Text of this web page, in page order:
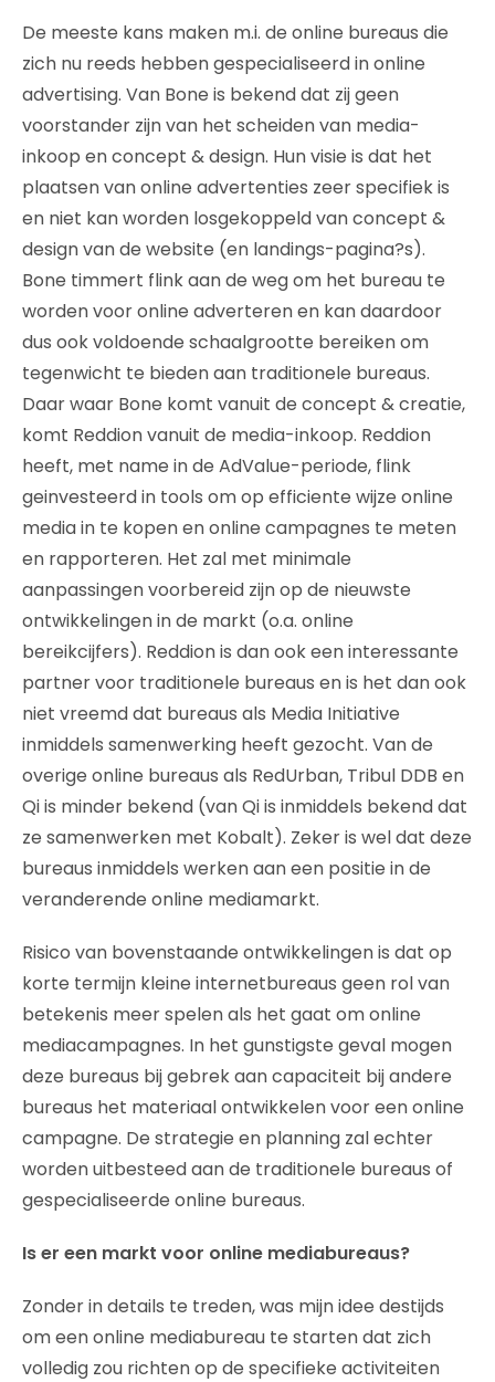
De meeste kans maken m.i. de online bureaus die
zich nu reeds hebben gespecialiseerd in online
advertising. Van Bone is bekend dat zij geen
voorstander zijn van het scheiden van media-
inkoop en concept & design. Hun visie is dat het
plaatsen van online advertenties zeer specifiek is
en niet kan worden losgekoppeld van concept &
design van de website (en landings-pagina?s).
Bone timmert flink aan de weg om het bureau te
worden voor online adverteren en kan daardoor
dus ook voldoende schaalgrootte bereiken om
tegenwicht te bieden aan traditionele bureaus.
Daar waar Bone komt vanuit de concept & creatie,
komt Reddion vanuit de media-inkoop. Reddion
heeft, met name in de AdValue-periode, flink
geinvesteerd in tools om op efficiente wijze online
media in te kopen en online campagnes te meten
en rapporteren. Het zal met minimale
aanpassingen voorbereid zijn op de nieuwste
ontwikkelingen in de markt (o.a. online
bereikcijfers). Reddion is dan ook een interessante
partner voor traditionele bureaus en is het dan ook
niet vreemd dat bureaus als Media Initiative
inmiddels samenwerking heeft gezocht. Van de
overige online bureaus als RedUrban, Tribul DDB en
Qi is minder bekend (van Qi is inmiddels bekend dat
ze samenwerken met Kobalt). Zeker is wel dat deze
bureaus inmiddels werken aan een positie in de
veranderende online mediamarkt.
Risico van bovenstaande ontwikkelingen is dat op
korte termijn kleine internetbureaus geen rol van
betekenis meer spelen als het gaat om online
mediacampagnes. In het gunstigste geval mogen
deze bureaus bij gebrek aan capaciteit bij andere
bureaus het materiaal ontwikkelen voor een online
campagne. De strategie en planning zal echter
worden uitbesteed aan de traditionele bureaus of
gespecialiseerde online bureaus.
Is er een markt voor online mediabureaus?
Zonder in details te treden, was mijn idee destijds
om een online mediabureau te starten dat zich
volledig zou richten op de specifieke activiteiten